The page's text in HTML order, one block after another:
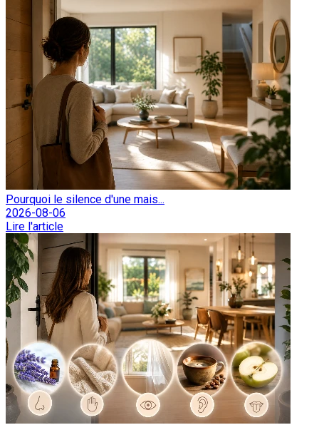
Pourquoi le silence d'une mais...
2026-08-06
Lire l'article